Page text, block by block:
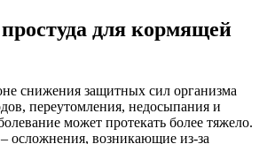
для кормящей
снижения защитных сил организма
переутомления, недосыпания и
может протекать более тяжело.
– осложнения, возникающие из-за